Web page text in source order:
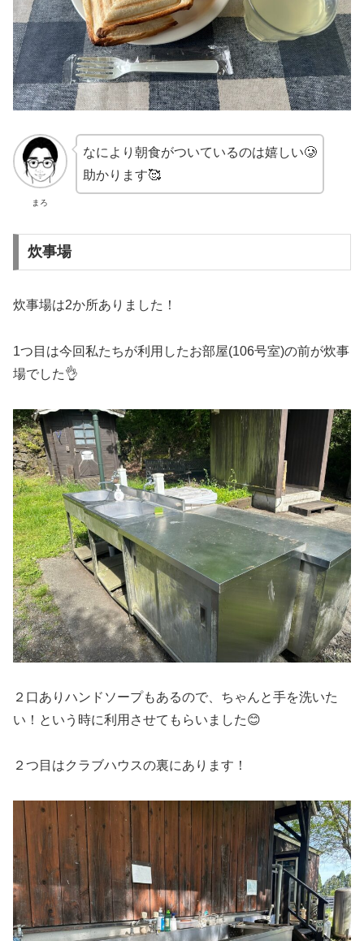
まろ
なにより朝食がついているのは嬉しい🥲
助かります🥰
炊事場
炊事場は2か所ありました！
1つ目は今回私たちが利用したお部屋(106号室)の前が炊事
場でした👌
２口ありハンドソープもあるので、ちゃんと手を洗いた
い！という時に利用させてもらいました😊
２つ目はクラブハウスの裏にあります！